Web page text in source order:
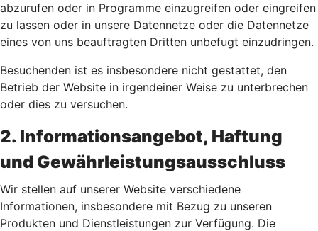
abzurufen oder in Programme einzugreifen oder eingreifen
zu lassen oder in unsere Datennetze oder die Datennetze
eines von uns beauftragten Dritten unbefugt einzudringen.
Besuchenden ist es insbesondere nicht gestattet, den
Betrieb der Website in irgendeiner Weise zu unterbrechen
oder dies zu versuchen.
2. Informationsangebot, Haftung
und Gewährleistungsausschluss
Wir stellen auf unserer Website verschiedene
Informationen, insbesondere mit Bezug zu unseren
Produkten und Dienstleistungen zur Verfügung. Die